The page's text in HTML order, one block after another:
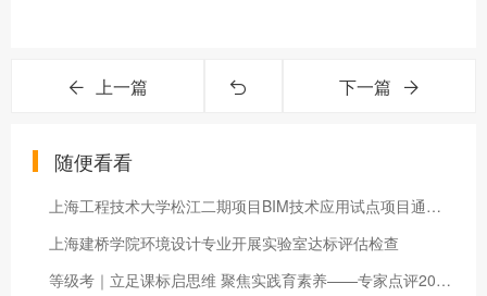
上一篇 下一篇
随便看看
上海工程技术大学松江二期项目BIM技术应用试点项目通过评审验收
上海建桥学院环境设计专业开展实验室达标评估检查
等级考｜立足课标启思维 聚焦实践育素养——专家点评2026年上海市普通高中学业水平等级性考试化学科目试卷